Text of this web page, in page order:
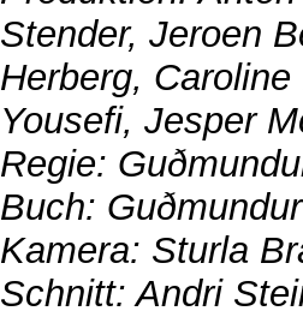
Stender, Jeroen
Herberg,
Yousefi, Jesper
Regie:
Buch:
Kamera: Sturla
Schnitt: Andri